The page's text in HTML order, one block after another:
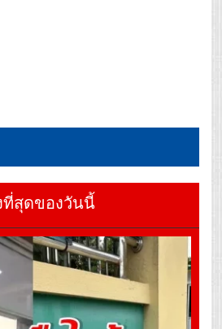
ที่สุดของวันนี้